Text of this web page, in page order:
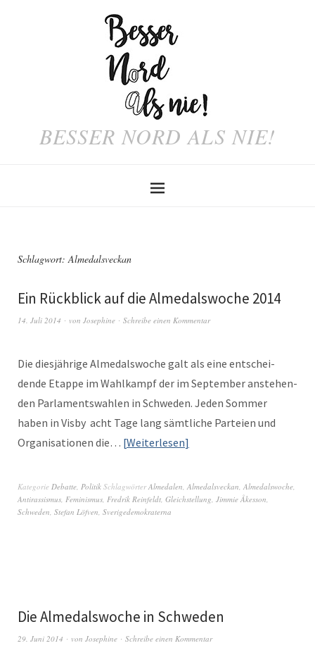
BESSER NORD ALS NIE!
Schlagwort:Almedalsveckan
Ein Rückblick auf die Almedalswoche 2014
14. Juli 2014 von Josephine Schreibe einen Kommentar
Die diesjährige Almedalswoche galt als eine entschei­
dende Etappe im Wahlkampf der im Sep­tem­ber anste­hen­
den Par­la­mentswahlen in Schwe­den. Jeden Som­mer
haben in Vis­by acht Tage lang sämtliche Parteien und
Organ­i­sa­tio­nen die… Weit­er­lesen
Kategorie Debatte, Politik SchlagwörterAlmedalen, Almedalsveckan, Almedalswoche,
Antirassismus, Feminismus, Fredrik Reinfeldt, Gleichstellung, Jimmie Åkesson,
Schweden, Stefan Löfven, Sverigedemokraterna
Die Almedalswoche in Schweden
29. Juni 2014 von Josephine Schreibe einen Kommentar